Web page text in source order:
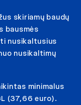
skiriamų baudų
bausmės
nusikaltusius
nusikaltimų
minimalus
(37,66 euro).